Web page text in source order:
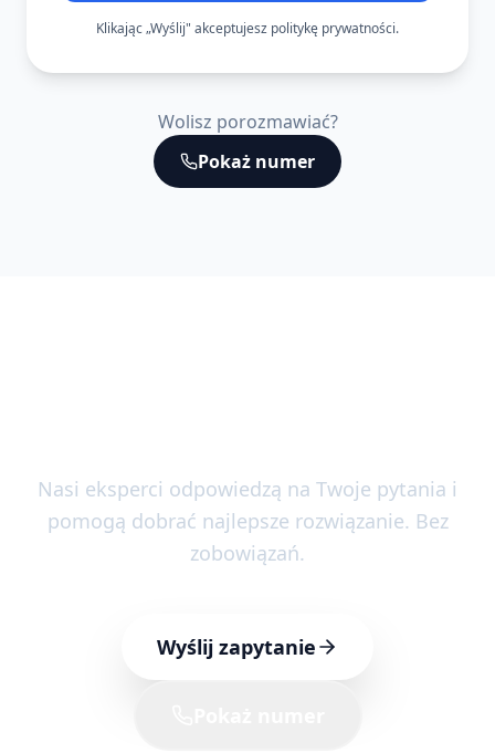
Klikając „Wyślij" akceptujesz politykę prywatności.
Wolisz porozmawiać?
Pokaż numer
Nasi eksperci odpowiedzą na Twoje pytania i
pomogą dobrać najlepsze rozwiązanie. Bez
zobowiązań.
Wyślij zapytanie